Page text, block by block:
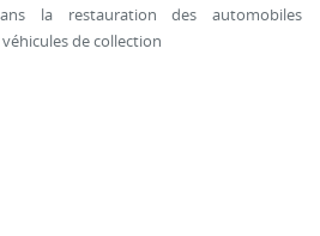
la restauration des automobiles
de collection